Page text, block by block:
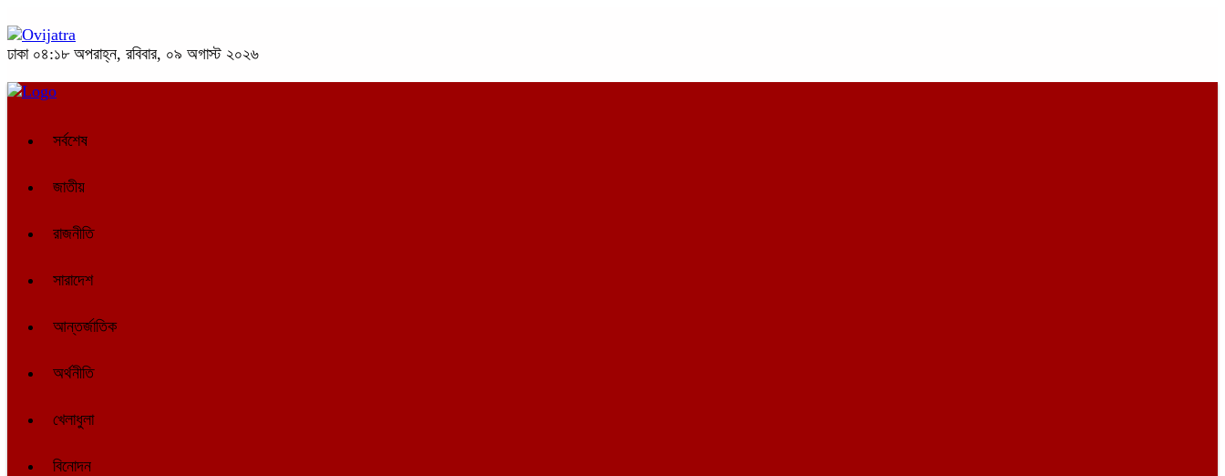
ঢাকা ০৪:১৮ অপরাহ্ন, রবিবার, ০৯ অগাস্ট ২০২৬
সর্বশেষ
জাতীয়
রাজনীতি
সারাদেশ
আন্তর্জাতিক
অর্থনীতি
খেলাধুলা
বিনোদন